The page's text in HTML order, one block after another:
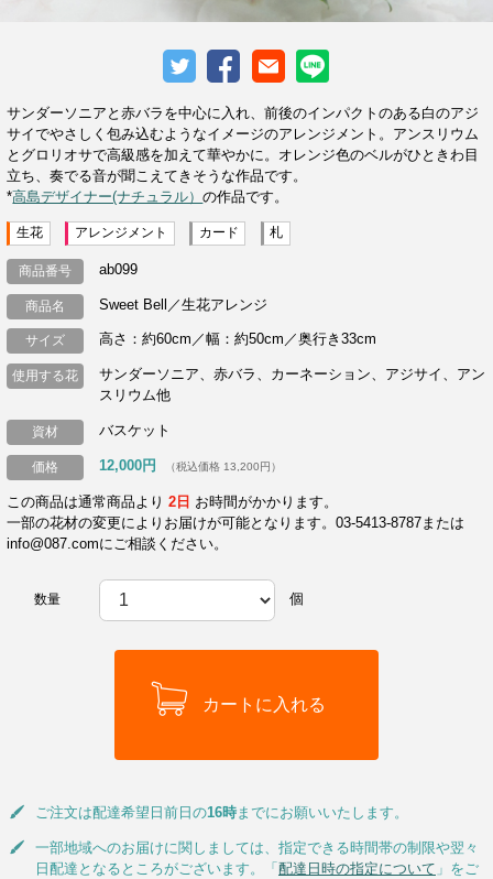
サンダーソニアと赤バラを中心に入れ、前後のインパクトのある白のアジ
サイでやさしく包み込むようなイメージのアレンジメント。アンスリウム
とグロリオサで高級感を加えて華やかに。オレンジ色のベルがひときわ目
立ち、奏でる音が聞こえてきそうな作品です。
*高島デザイナー(ナチュラル）の作品です。
生花 アレンジメント カード 札
商品番号 ab099
商品名 Sweet Bell／生花アレンジ
サイズ 高さ：約60cm／幅：約50cm／奥行き33cm
使用する花
サンダーソニア、赤バラ、カーネーション、アジサイ、アン
スリウム他
資材 バスケット
価格 12,000円 （税込価格 13,200円）
この商品は通常商品より2日 お時間がかかります。
一部の花材の変更によりお届けが可能となります。03-5413-8787または
info@087.comにご相談ください。
数量 個
ご注文は配達希望日前日の16時までにお願いいたします。
一部地域へのお届けに関しましては、指定できる時間帯の制限や翌々
日配達となるところがございます。「配達日時の指定について 」をご